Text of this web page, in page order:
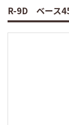
R-9D ベース